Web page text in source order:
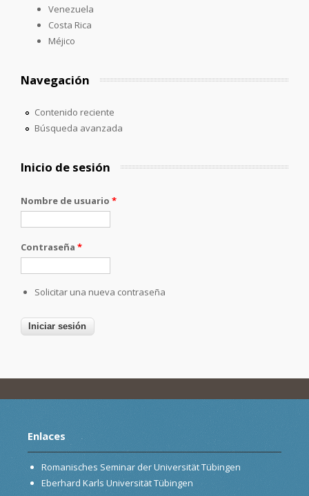
Venezuela
Costa Rica
Méjico
Navegación
Contenido reciente
Búsqueda avanzada
Inicio de sesión
Nombre de usuario *
Contraseña *
Solicitar una nueva contraseña
Enlaces
Romanisches Seminar der Universität Tübingen
Eberhard Karls Universität Tübingen